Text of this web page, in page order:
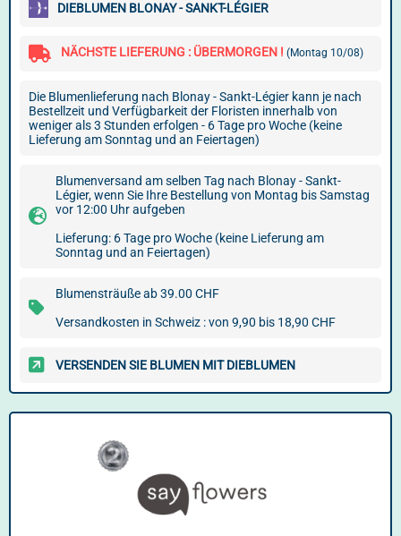
DIEBLUMEN BLONAY - SANKT-LÉGIER
NÄCHSTE LIEFERUNG : ÜBERMORGEN ! (Montag 10/08)
Die Blumenlieferung nach Blonay - Sankt-Légier kann je nach
Bestellzeit und Verfügbarkeit der Floristen innerhalb von
weniger als 3 Stunden erfolgen - 6 Tage pro Woche (keine
Lieferung am Sonntag und an Feiertagen)
Blumenversand am selben Tag nach Blonay - Sankt-
Légier, wenn Sie Ihre Bestellung von Montag bis Samstag
vor 12:00 Uhr aufgeben
Lieferung: 6 Tage pro Woche (keine Lieferung am
Sonntag und an Feiertagen)
Blumensträuße ab 39.00 CHF
Versandkosten in Schweiz : von 9,90 bis 18,90 CHF
VERSENDEN SIE BLUMEN MIT DIEBLUMEN